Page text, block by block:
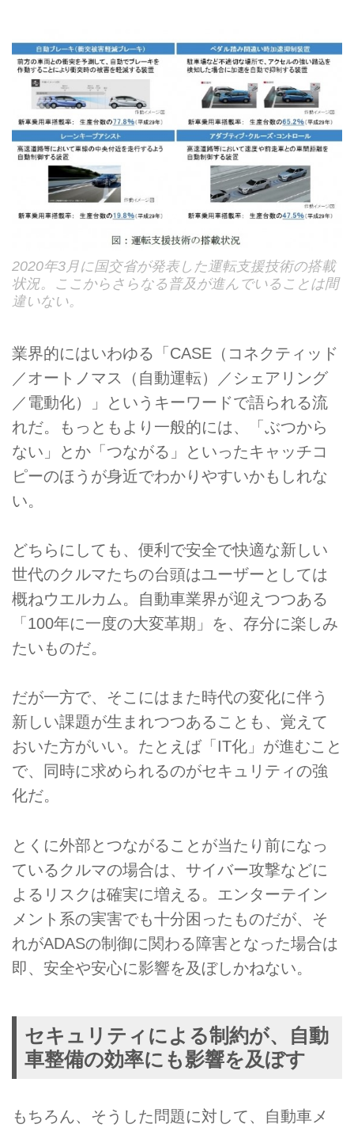
2020年3月に国交省が発表した運転支援技術の搭載
状況。ここからさらなる普及が進んでいることは間
違いない。
業界的にはいわゆる「CASE（コネクティッド
／オートノマス（自動運転）／シェアリング
／電動化）」というキーワードで語られる流
れだ。もっともより一般的には、「ぶつから
ない」とか「つながる」といったキャッチコ
ピーのほうが身近でわかりやすいかもしれな
い。
どちらにしても、便利で安全で快適な新しい
世代のクルマたちの台頭はユーザーとしては
概ねウエルカム。自動車業界が迎えつつある
「100年に一度の大変革期」を、存分に楽しみ
たいものだ。
だが一方で、そこにはまた時代の変化に伴う
新しい課題が生まれつつあることも、覚えて
おいた方がいい。たとえば「IT化」が進むこと
で、同時に求められるのがセキュリティの強
化だ。
とくに外部とつながることが当たり前になっ
ているクルマの場合は、サイバー攻撃などに
よるリスクは確実に増える。エンターテイン
メント系の実害でも十分困ったものだが、そ
れがADASの制御に関わる障害となった場合は
即、安全や安心に影響を及ぼしかねない。
セキュリティによる制約が、自動
車整備の効率にも影響を及ぼす
もちろん、そうした問題に対して、自動車メ